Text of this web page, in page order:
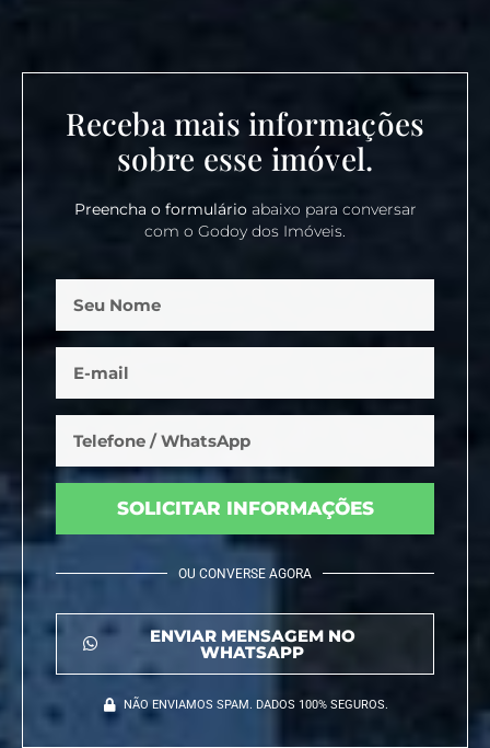
Receba mais informações
sobre esse imóvel.
Preencha o formulárioabaixo para conversar
com o Godoy dos Imóveis.
SOLICITAR INFORMAÇÕES
OU CONVERSE AGORA
ENVIAR MENSAGEM NO
WHATSAPP
NÃO ENVIAMOS SPAM. DADOS 100% SEGUROS.